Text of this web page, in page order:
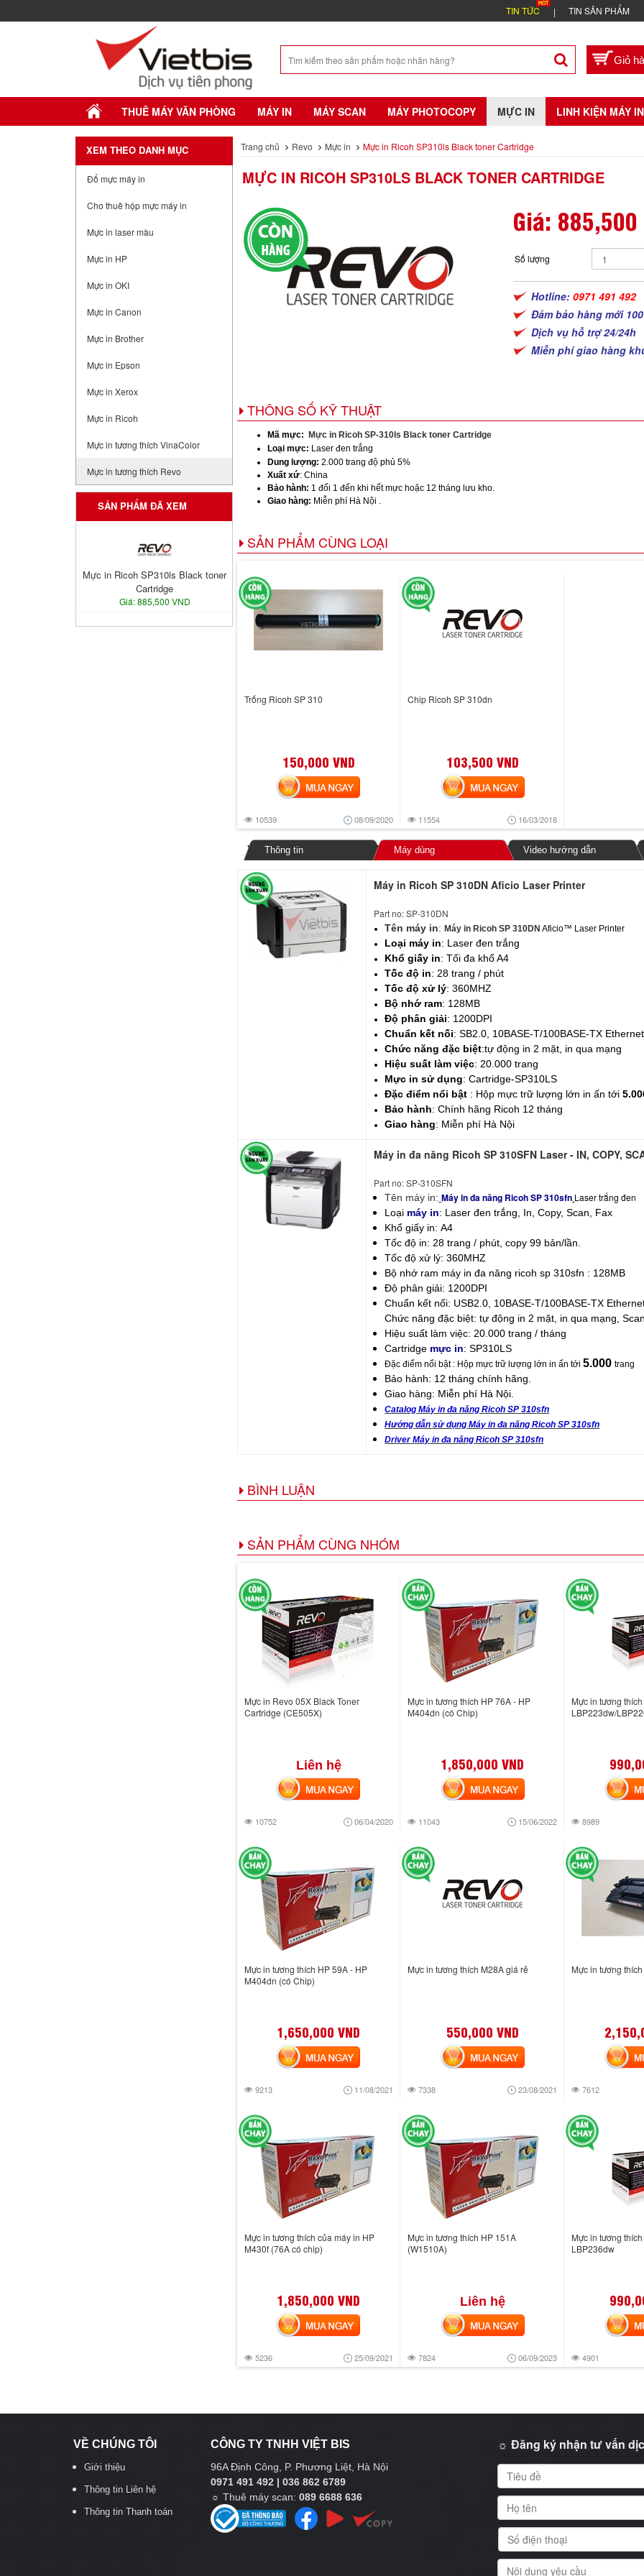
TIN TỨC TIN SẢN PHẨM
THUÊ MÁY VĂN PHÒNG MÁY IN MÁY SCAN MÁY PHOTOCOPY MỰC IN LINH KIỆN MÁY IN
XEM THEO DANH MỤC
Đổ mực máy in
Cho thuê hộp mực máy in
Mực in laser màu
Mực in HP
Mực in OKI
Mực in Canon
Mực in Brother
Mực in Epson
Mực in Xerox
Mực in Ricoh
Mực in tương thích VinaColor
Mực in tương thích Revo
SẢN PHẨM ĐÃ XEM
Mực in Ricoh SP310ls Black toner
Cartridge
Giá: 885,500 VND
Trang chủ Revo Mực in Mực in Ricoh SP310ls Black toner Cartridge
MỰC IN RICOH SP310LS BLACK TONER CARTRIDGE
Giá: 885,500
Số lượng
Hotline:0971 491 492
Đảm bảo hàng mới
Dịch vụ hỗ trợ 24/24h
Miễn phí giao hàng
THÔNG SỐ KỸ THUẬT
Mã mực:
Mực in Ricoh SP-310ls Black toner Cartridge
Loại mực: Laser đen trắng
Dung lượng: 2.000 trang độ phủ 5%
Xuất xứ: China
Bảo hành: 1 đổi 1 đến khi hết mực hoặc 12 tháng lưu kho.
Giao hàng: Miễn phí Hà Nội .
SẢN PHẨM CÙNG LOẠI
Trống Ricoh SP 310
150,000 VND
10539 08/09/2020
MUA NGAY
Chip Ricoh SP 310dn
103,500 VND
11554 16/03/2018
MUA NGAY
Thông tin Máy dùng Video hướng dẫn
Máy in Ricoh SP 310DN Aficio Laser Printer
Part no: SP-310DN
Tên máy in:Máy in Ricoh SP 310DN Aficio™ Laser Printer
Loại máy in: Laser đen trắng
Khổ giấy in: Tối đa khổ A4
Tốc độ in: 28 trang / phút
Tốc độ xử lý: 360MHZ
Bộ nhớ ram: 128MB
Độ phân giải: 1200DPI
Chuẩn kết nối: SB2.0, 10BASE-T/100BASE-TX Ethernet
Chức năng đặc biệt:tự động in 2 mặt, in qua mạng
Hiệu suất làm việc: 20.000 trang
Mực in sử dụng: Cartridge-SP310LS
Đặc điểm nổi bật : Hộp mực trữ lượng lớn in ấn tới
Bảo hành: Chính hãng Ricoh 12 tháng
Giao hàng: Miễn phí Hà Nội
Máy in đa năng Ricoh SP 310SFN Laser - IN, COPY,
Part no: SP-310SFN
Tên máy in: Máy in đa năng Ricoh SP 310sfn Laser trắng đen
Loại máy in: Laser đen trắng, In, Copy, Scan, Fax
Khổ giấy in: A4
Tốc độ in: 28 trang / phút, copy 99 bản/lần.
Tốc độ xử lý: 360MHZ
Bộ nhớ ram máy in đa năng ricoh sp 310sfn : 128MB
Độ phân giải: 1200DPI
Chuẩn kết nối: USB2.0, 10BASE-T/
Chức năng đặc biệt: tự động in 2 mặt, in qua mạng,
Hiệu suất làm việc: 20.000 trang / tháng
Cartridge mực in: SP310LS
Đặc điểm nổi bật : Hộp mực trữ lượng lớn in ấn tới5.000trang
Bảo hành: 12 tháng chính hãng.
Giao hàng: Miễn phí Hà Nội.
CatalogMáy in đa năng Ricoh SP 310sfn
Hướng dẫn sử dụngMáy in đa năng Ricoh SP 310sfn
DriverMáy in đa năng Ricoh SP 310sfn
BÌNH LUẬN
SẢN PHẨM CÙNG NHÓM
Mực in Revo 05X Black Toner
Cartridge (CE505X)
Liên hệ
10752 06/04/2020
MUA NGAY
Mực in tương thích HP 76A - HP
M404dn (có Chip)
1,850,000 VND
11043 15/06/2022
MUA NGAY
Mực in tương
LBP223dw/
8989
Mực in tương thích HP 59A - HP
M404dn (có Chip)
1,650,000 VND
9213 11/08/2021
MUA NGAY
Mực in tương thích M28A giá rẻ
550,000 VND
7338 23/08/2021
MUA NGAY
Mực in tương
7612
Mực in tương thích của máy in HP
M430f (76A có chip)
1,850,000 VND
5236 25/09/2021
MUA NGAY
Mực in tương thích HP 151A
(W1510A)
Liên hệ
7824 06/09/2023
MUA NGAY
Mực in tương
LBP236dw
4901
VỀ CHÚNG TÔI
Giới thiệu
Thông tin Liên hệ
Thông tin Thanh toán
CÔNG TY TNHH VIỆT BIS
96A Định Công, P. Phương Liệt, Hà Nội
0971 491 492 | 036 862 6789
☼Thuê máy scan:089 6688 636
☼ Đăng ký nhận tư vấn